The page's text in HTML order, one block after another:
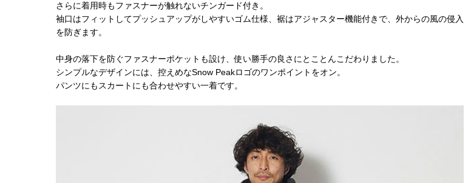
さらに着用時もファスナーが触れないチンガード付き。
袖口はフィットしてプッシュアップがしやすいゴム仕様、裾はアジャスター機能付きで、外からの風の侵入
を防ぎます。
中身の落下を防ぐファスナーポケットも設け、使い勝手の良さにとことんこだわりました。
シンプルなデザインには、控えめなSnow Peakロゴのワンポイントをオン。
パンツにもスカートにも合わせやすい一着です。